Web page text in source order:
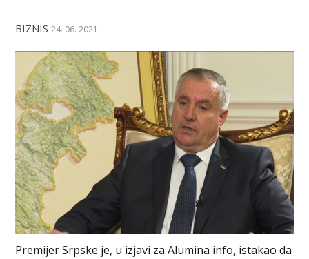
BIZNIS 24. 06. 2021.
Premijer Srpske je, u izjavi za Alumina info, istakao da